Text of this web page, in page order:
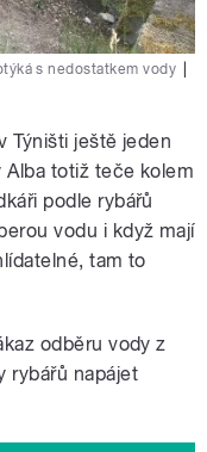
s nedostatkem vody
Týništi ještě jeden
Alba totiž teče kolem
podle rybářů
vodu i když mají
tam to
odběru vody z
rybářů napájet